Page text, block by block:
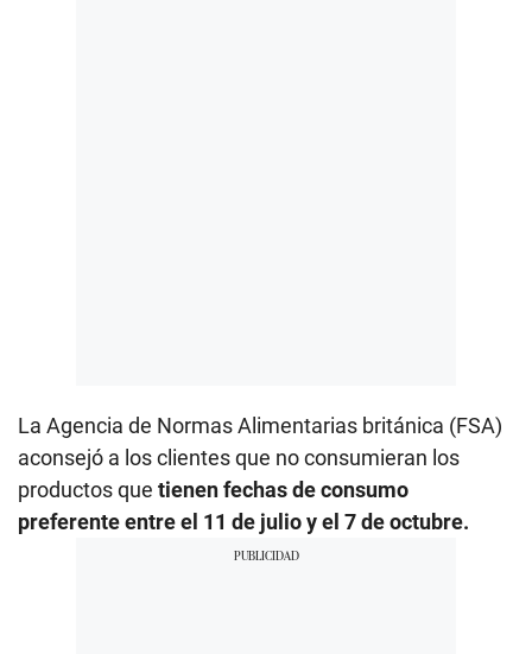
La Agencia de Normas Alimentarias británica (FSA)
aconsejó a los clientes que no consumieran los
productos que tienen fechas de consumo
preferente entre el 11 de julio y el 7 de octubre.